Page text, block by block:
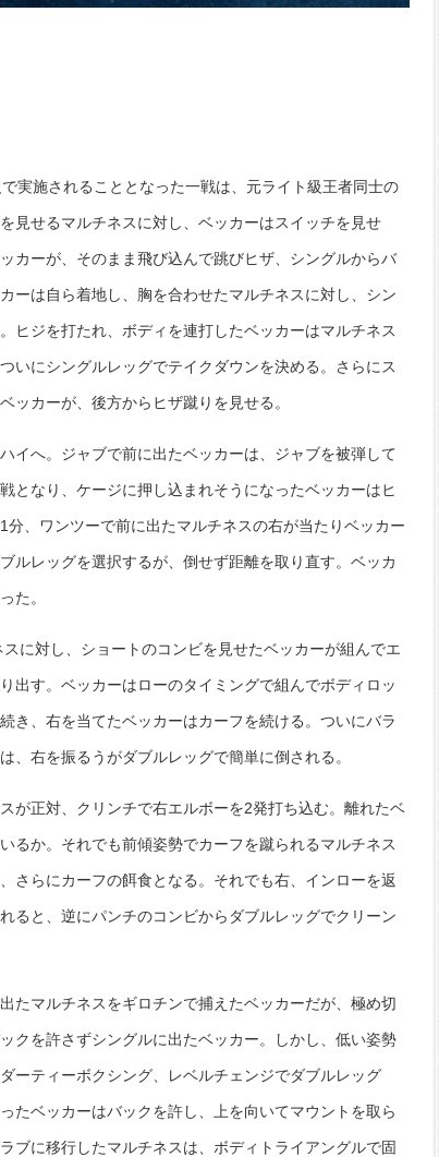
実施されることとなった一戦は、元ライト級王者同士の
見せるマルチネスに対し、ベッカーはスイッチを見せ
カーが、そのまま飛び込んで跳びヒザ、シングルからバ
ーは自ら着地し、胸を合わせたマルチネスに対し、シン
ヒジを打たれ、ボディを連打したベッカーはマルチネス
いにシングルレッグでテイクダウンを決める。さらにス
ッカーが、後方からヒザ蹴りを見せる。
イへ。ジャブで前に出たベッカーは、ジャブを被弾して
となり、ケージに押し込まれそうになったベッカーはヒ
、ワンツーで前に出たマルチネスの右が当たりベッカー
ルレッグを選択するが、倒せず距離を取り直す。ベッカ
た。
に対し、ショートのコンビを見せたベッカーが組んでエ
出す。ベッカーはローのタイミングで組んでボディロッ
き、右を当てたベッカーはカーフを続ける。ついにバラ
、右を振るうがダブルレッグで簡単に倒される。
が正対、クリンチで右エルボーを2発打ち込む。離れたベ
るか。それでも前傾姿勢でカーフを蹴られるマルチネス
さらにカーフの餌食となる。それでも右、インローを返
ると、逆にパンチのコンビからダブルレッグでクリーン
たマルチネスをギロチンで捕えたベッカーだが、極め切
クを許さずシングルに出たベッカー。しかし、低い姿勢
ーティーボクシング、レベルチェンジでダブルレッグ
たベッカーはバックを許し、上を向いてマウントを取ら
ブに移行したマルチネスは、ボディトライアングルで固